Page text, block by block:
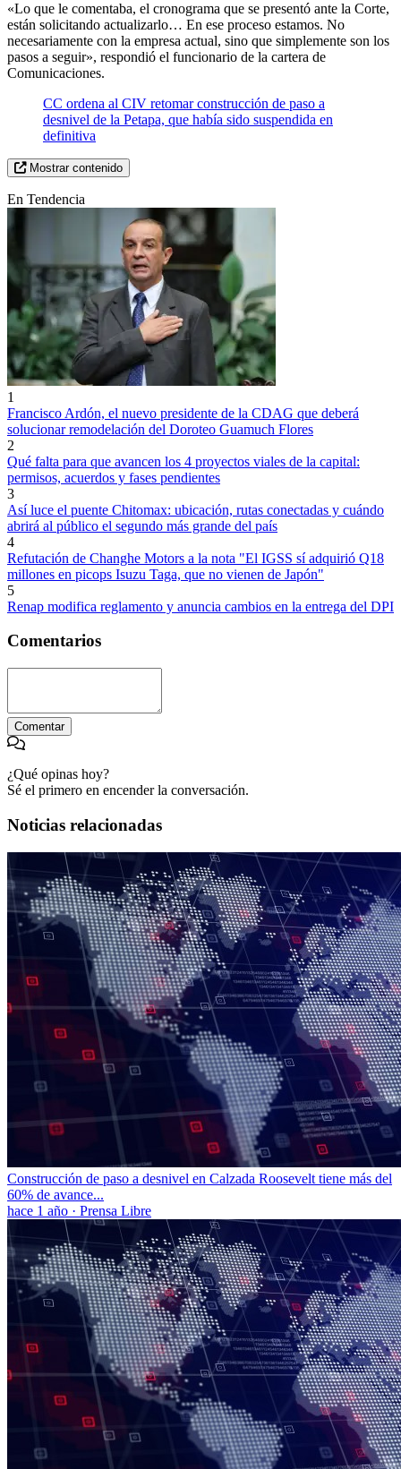
«Lo que le comentaba, el cronograma que se presentó ante la Corte,
están solicitando actualizarlo… En ese proceso estamos. No
necesariamente con la empresa actual, sino que simplemente son los
pasos a seguir», respondió el funcionario de la cartera de
Comunicaciones.
CC ordena al CIV retomar construcción de paso a
desnivel de la Petapa, que había sido suspendida en
definitiva
Mostrar contenido
En Tendencia
1
Francisco Ardón, el nuevo presidente de la CDAG que deberá
solucionar remodelación del Doroteo Guamuch Flores
2
Qué falta para que avancen los 4 proyectos viales de la capital:
permisos, acuerdos y fases pendientes
3
Así luce el puente Chitomax: ubicación, rutas conectadas y cuándo
abrirá al público el segundo más grande del país
4
Refutación de Changhe Motors a la nota "El IGSS sí adquirió Q18
millones en picops Isuzu Taga, que no vienen de Japón"
5
Renap modifica reglamento y anuncia cambios en la entrega del DPI
Comentarios
Comentar
¿Qué opinas hoy?
Sé el primero en encender la conversación.
Noticias relacionadas
Construcción de paso a desnivel en Calzada Roosevelt tiene más del
60% de avance...
hace 1 año · Prensa Libre